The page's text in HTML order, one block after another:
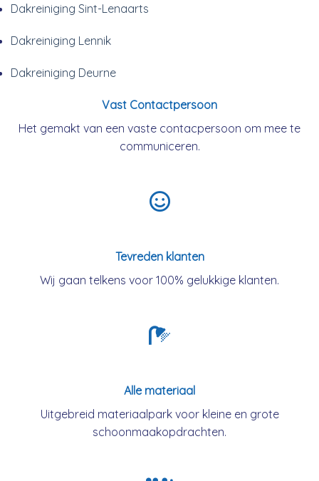
Dakreiniging Sint-Lenaarts
Dakreiniging Lennik
Dakreiniging Deurne
Vast Contactpersoon
Het gemakt van een vaste contacpersoon om mee te
communiceren.
Tevreden klanten
Wij gaan telkens voor 100% gelukkige klanten.
Alle materiaal
Uitgebreid materiaalpark voor kleine en grote
schoonmaakopdrachten.